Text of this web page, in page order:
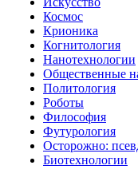
Космос
Крионика
Когнитология
Нанотехнологии
Общественные
Политология
Роботы
Философия
Футурология
Осторожно:
Биотехнологии